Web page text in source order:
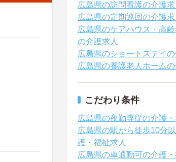
広島県の訪問看護の介護求
広島県の定期巡回の介護求
広島県のケアハウス・高
の介護求人
広島県のショートステイの
広島県の養護老人ホームの
こだわり条件
広島県の夜勤専従の介護・
広島県の駅から徒歩10分
護・福祉求人
広島県の車通勤可の介護・